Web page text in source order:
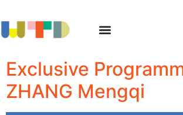
Exclusive
ZHANG Mengqi